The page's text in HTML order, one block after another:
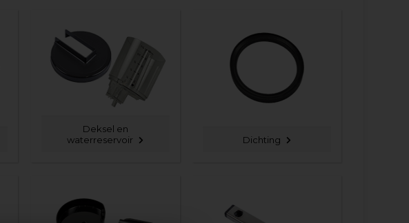
Deksel en
waterreservoir
Dichting